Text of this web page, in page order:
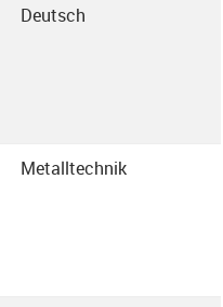
Deutsch
Metalltechnik